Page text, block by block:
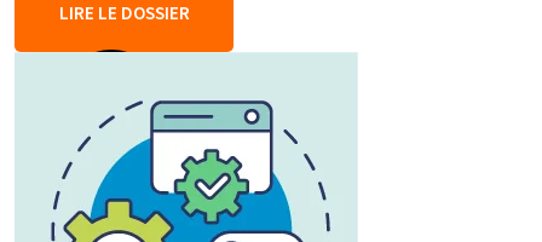
LIRE LE DOSSIER